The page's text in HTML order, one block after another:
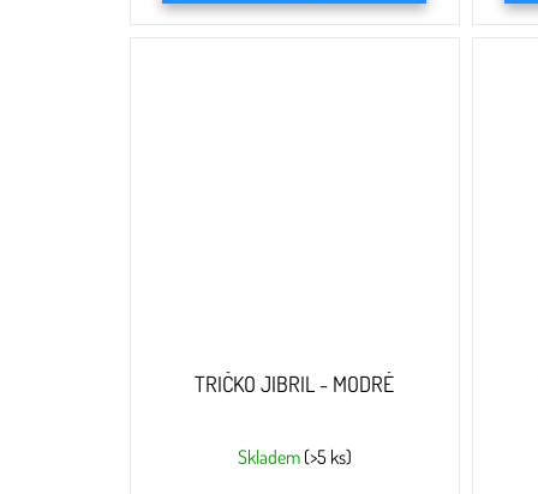
TRIČKO JIBRIL - MODRÉ
Skladem (>5 ks)